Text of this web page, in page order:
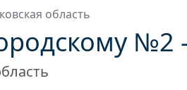
область
№2